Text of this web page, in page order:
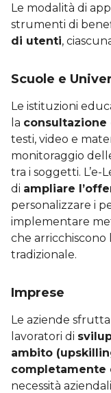
Le modalità di
strumenti di
di utenti,
Scuole e
Le istituzioni
la
testi, video e
monitoraggio
tra i soggetti.
di ampliare
personalizzare i
implementare
che arricchiscono
tradizionale.
Imprese
Le aziende
lavoratori di
ambito
completamente
necessità